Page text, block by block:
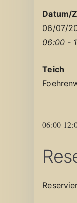
Datum/
06/07/
06:00 -
Teich
06:00-